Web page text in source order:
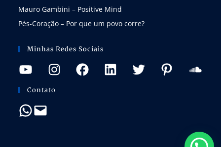
Mauro Gambini – Positive Mind
Pés-Coração – Por que um povo corre?
Minhas Redes Sociais
Contato